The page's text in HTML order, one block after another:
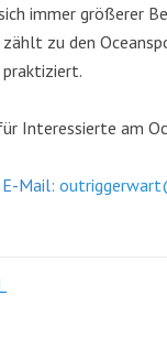
immer größerer
zählt zu den
praktiziert.
Interessierte am
Mail: